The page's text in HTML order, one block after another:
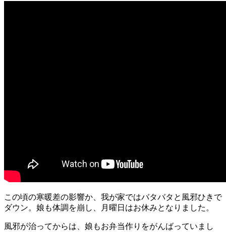
この頃の寒暖差の影響か、我が家ではバタバタと風邪ひきで
ダウン。娘も体調を崩し、月曜日はお休みとなりました。
風邪が治ってからは、娘もお弁当作りをがんばっていまし